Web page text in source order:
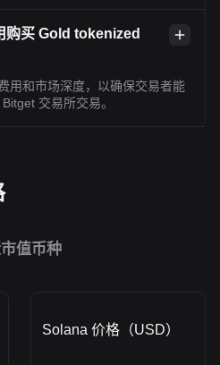
购买 Gold tokenized
用和市场深度，以确保交易者能
交易所交易。
值币种
Solana 价格（USD）